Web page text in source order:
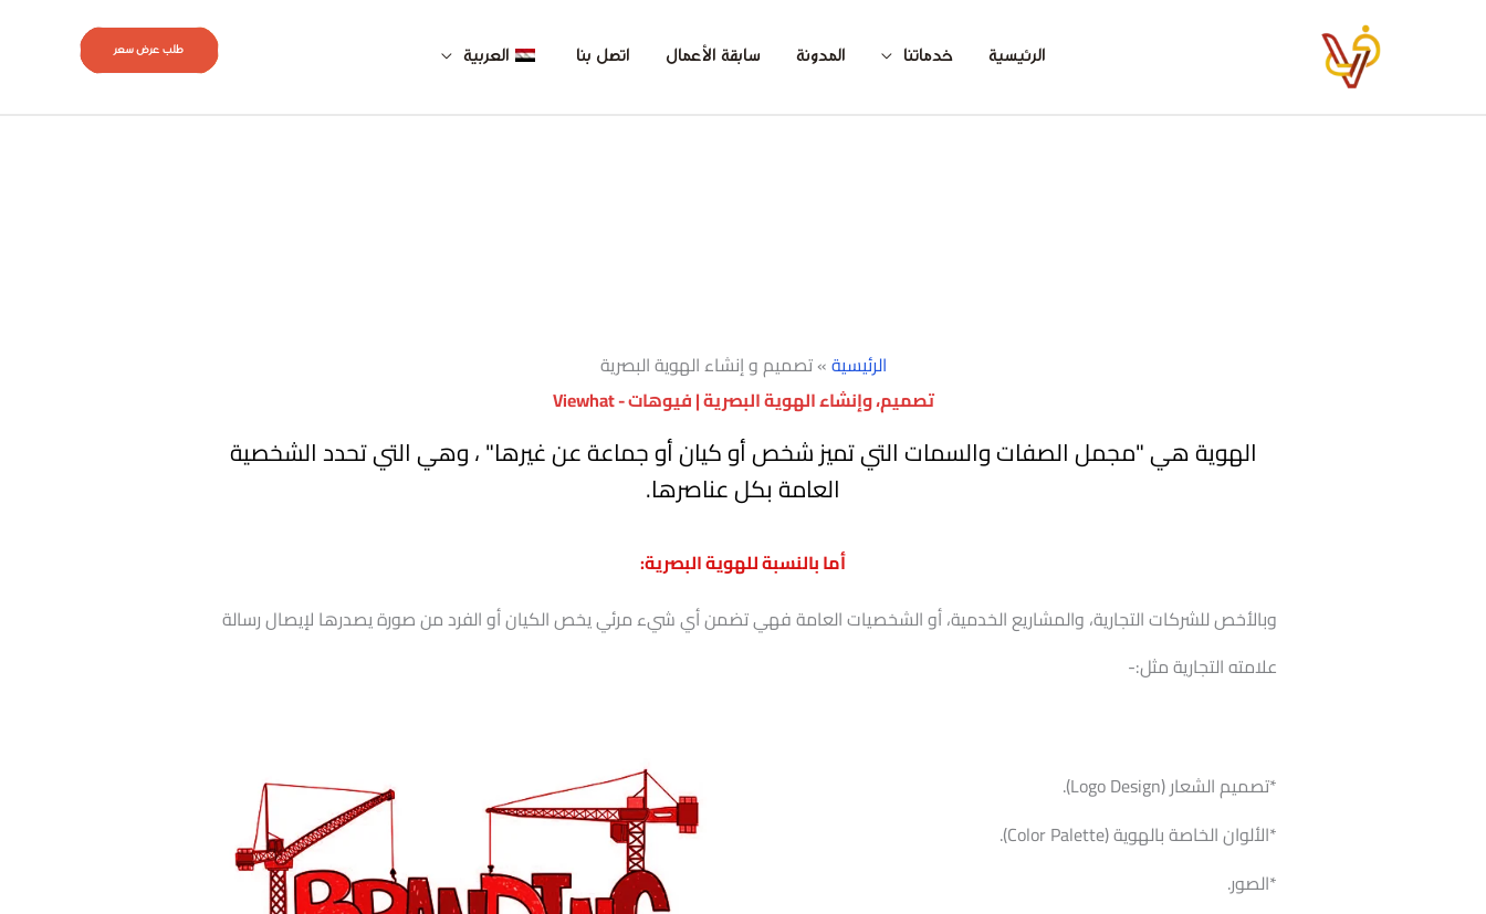
الرئيسية خدماتنا المدونة سابقة الأعمال اتصل بنا العربية طلب عرض سعر
الرئيسية»تصميم و إنشاء الهوية البصرية
تصميم، وإنشاء الهوية البصرية | فيوهات - Viewhat
الهوية هي "مجمل الصفات والسمات التي تميز شخص أو كيان أو جماعة عن غيرها" ، وهي التي تحدد الشخصية
العامة بكل عناصرها.
أما بالنسبةللهوية البصرية:
وبالأخص للشركات التجارية، والمشاريع الخدمية، أو الشخصيات العامة فهي تضمن أي شيء مرئي يخص الكيان أو الفرد من صورة يصدرها لإيصال رسالة
علامته التجارية مثل:-
*تصميم الشعار (Logo Design).
*الألوان الخاصة بالهوية (Color Palette).
*الصور.